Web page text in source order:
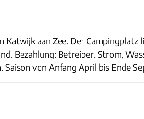
aan Zee. Der
Bezahlung: Betreiber. Strom,
von Anfang April bis Ende